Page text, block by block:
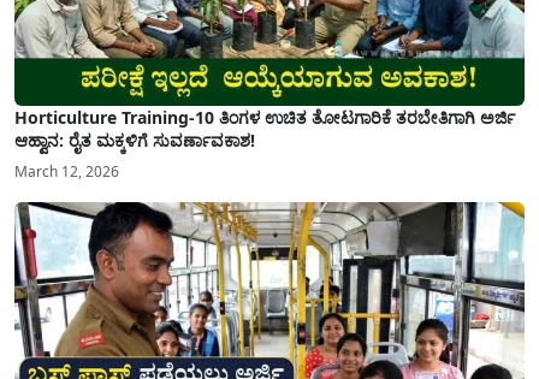
Horticulture Training-10 ತಿಂಗಳ ಉಚಿತ ತೋಟಗಾರಿಕೆ ತರಬೇತಿಗಾಗಿ ಅರ್ಜಿ
ಆಹ್ವಾನ: ರೈತ ಮಕ್ಕಳಿಗೆ ಸುವರ್ಣಾವಕಾಶ!
March 12, 2026